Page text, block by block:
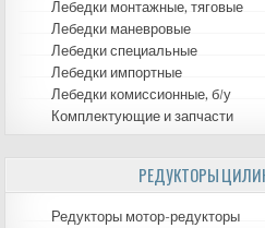
Лебедки монтажные, тяговые
Лебедки маневровые
Лебедки специальные
Лебедки импортные
Лебедки комиссионные, б/у
Комплектующие и запчасти
РЕДУКТОРЫ
Редукторы мотор-редукторы